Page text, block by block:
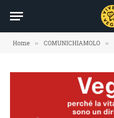
Home » COMUNICHIAMOLO »